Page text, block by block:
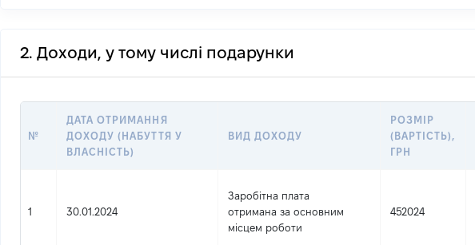
2. Доходи, у тому числі подарунки
№
ДАТА ОТРИМАННЯ
ДОХОДУ (НАБУТТЯ У
ВЛАСНІСТЬ)
ВИД ДОХОДУ
РОЗМІР
(ВАРТІСТЬ),
ГРН
1 30.01.2024
Заробітна плата
отримана за основним
місцем роботи
452024